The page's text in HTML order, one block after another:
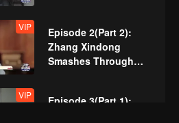
VIP
Episode 2(Part 2):
Zhang Xindong
Smashes Through
VIP
Episode 3(Part 1):